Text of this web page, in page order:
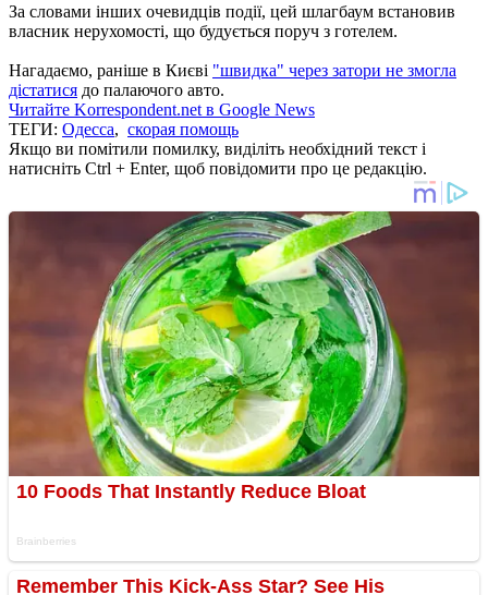
За словами інших очевидців події, цей шлагбаум встановив
власник нерухомості, що будується поруч з готелем.
Нагадаємо, раніше в Києві "швидка" через затори не змогла
дістатися до палаючого авто.
Читайте Korrespondent.net в Google News
ТЕГИ: Одесса, скорая помощь
Якщо ви помітили помилку, виділіть необхідний текст і
натисніть Ctrl + Enter, щоб повідомити про це редакцію.